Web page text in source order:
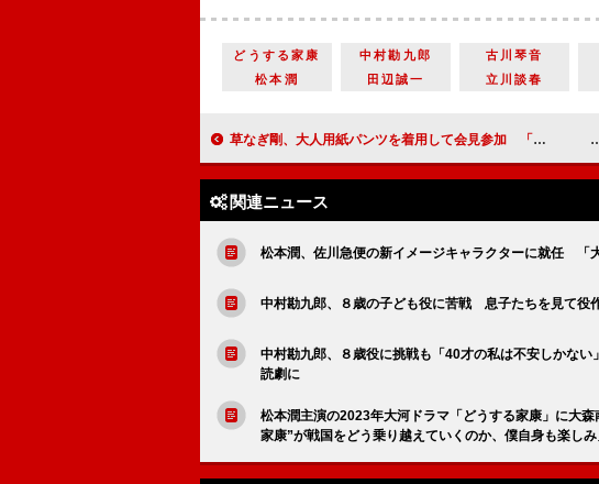
どうする家康 中村勘九郎 古川琴音
松本潤
田辺誠一 立川談春
草なぎ剛、大人用紙パンツを着用して会見参加 「ファンミーティングでもはいてみようかな」
関連ニュース
松本潤、佐川急便の新イメージキャラクターに就任 「
中村勘九郎、８歳の子ども役に苦戦 息子たちを見て役
中村勘九郎、８歳役に挑戦も「40才の私は不安しかな
読劇に
松本潤主演の2023年大河ドラマ「どうする家康」に大
家康”が戦国をどう乗り越えていくのか、僕自身も楽しみ